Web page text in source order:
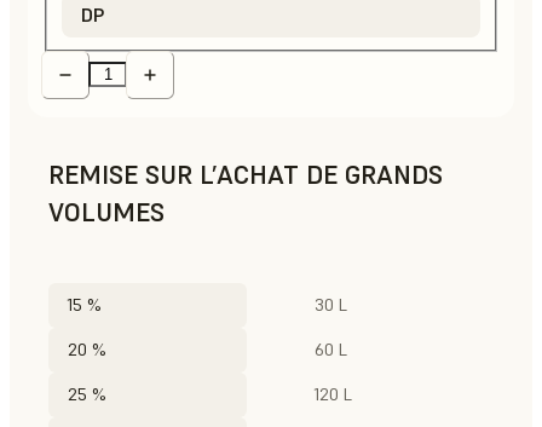
DP
REMISE SUR L’ACHAT DE GRANDS
VOLUMES
15 % 30 L
20 % 60 L
25 % 120 L